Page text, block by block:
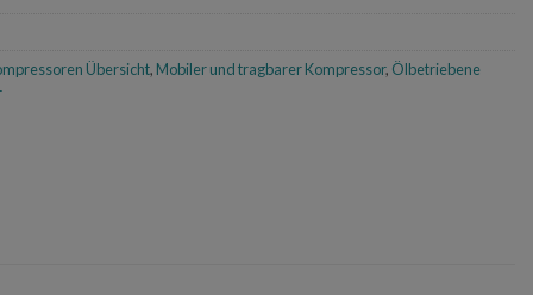
Übersicht, Mobiler und tragbarer Kompressor, Ölbetriebene